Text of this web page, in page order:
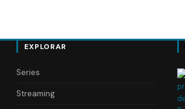
EXPLORAR
Series
Streaming